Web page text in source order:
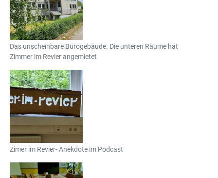
Das unscheinbare Bürogebäude. Die unteren Räume hat
Zimmer im Revier angemietet
Zimer im Revier- Anekdote im Podcast